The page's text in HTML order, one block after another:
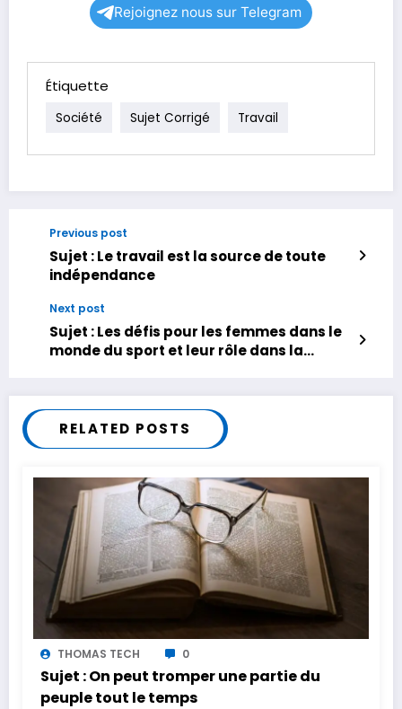
Rejoignez nous sur Telegram
Étiquette
Société Sujet Corrigé Travail
Previous post
Sujet : Le travail est la source de toute
indépendance
Next post
Sujet : Les défis pour les femmes dans le
monde du sport et leur rôle dans la
RELATED POSTS
THOMAS TECH 0
Sujet : On peut tromper une partie du
peuple tout le temps